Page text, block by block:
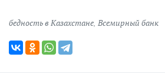
бедность в Казахстане, Всемирный банк